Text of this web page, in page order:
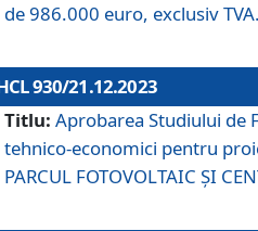
de 986.000 euro, exclusiv TVA.
930/21.12.2023
Titlu: Aprobarea Studiului de
tehnico-economici pentru
PARCUL FOTOVOLTAIC ȘI